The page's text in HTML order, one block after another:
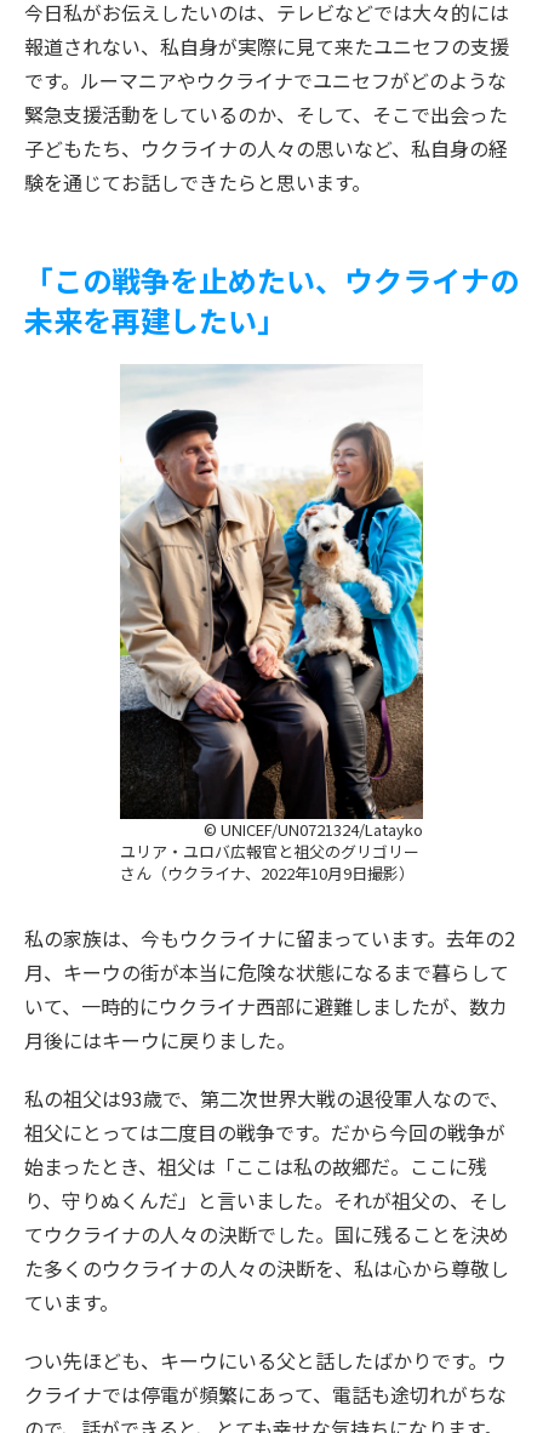
今日私がお伝えしたいのは、テレビなどでは大々的には
報道されない、私自身が実際に見て来たユニセフの支援
です。ルーマニアやウクライナでユニセフがどのような
緊急支援活動をしているのか、そして、そこで出会った
子どもたち、ウクライナの人々の思いなど、私自身の経
験を通じてお話しできたらと思います。
「この戦争を止めたい、ウクライナの
未来を再建したい」
© UNICEF/UN0721324/Latayko
ユリア・ユロバ広報官と祖父のグリゴリー
さん（ウクライナ、2022年10月9日撮影）
私の家族は、今もウクライナに留まっています。去年の2
月、キーウの街が本当に危険な状態になるまで暮らして
いて、一時的にウクライナ西部に避難しましたが、数カ
月後にはキーウに戻りました。
私の祖父は93歳で、第二次世界大戦の退役軍人なので、
祖父にとっては二度目の戦争です。だから今回の戦争が
始まったとき、祖父は「ここは私の故郷だ。ここに残
り、守りぬくんだ」と言いました。それが祖父の、そし
てウクライナの人々の決断でした。国に残ることを決め
た多くのウクライナの人々の決断を、私は心から尊敬し
ています。
つい先ほども、キーウにいる父と話したばかりです。ウ
クライナでは停電が頻繁にあって、電話も途切れがちな